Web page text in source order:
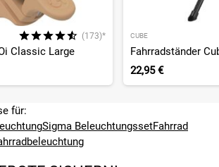
(173)*
Classic Large
CUBE
22,95 €
für:
Sigma BeleuchtungssetFahrrad